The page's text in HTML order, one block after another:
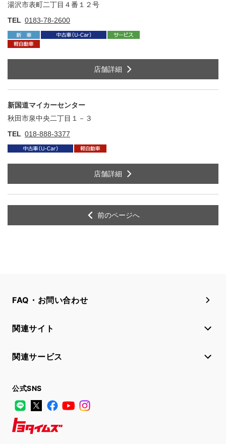
湯沢市表町二丁目４番１２号
TEL 0183-78-2600
店舗詳細
新国道マイカーセンター
秋田市泉中央二丁目１－３
TEL 018-888-3377
店舗詳細
前のページへ
FAQ・お問い合わせ
関連サイト
関連サービス
公式SNS
LINE
X FacebookYouTube